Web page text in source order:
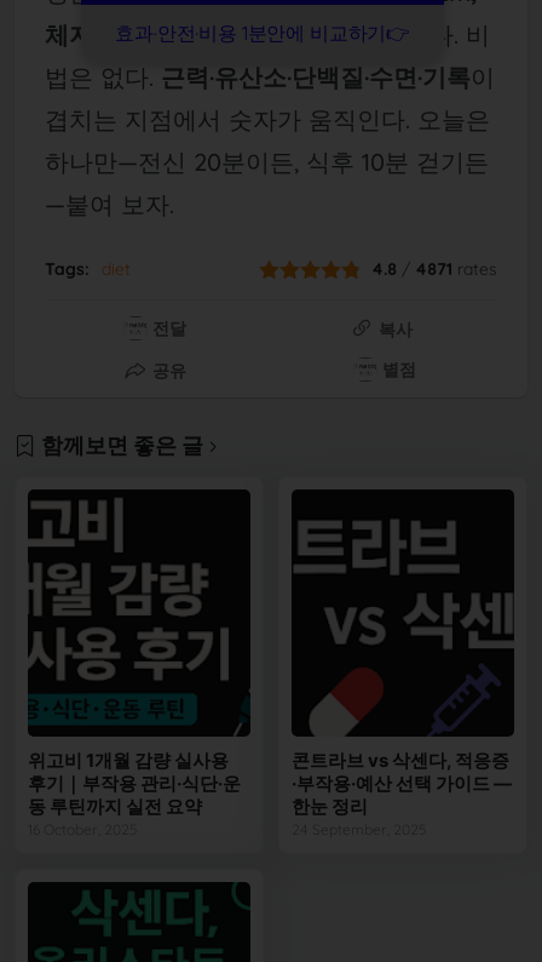
체지방률 +1~3%p더 깎을 여지가 있다. 비
법은 없다. 근력·유산소·단백질·수면·기록이
겹치는 지점에서 숫자가 움직인다. 오늘은
하나만—전신 20분이든, 식후 10분 걷기든
—붙여 보자.
효과·안전·비용 1분안에 비교하기👉
Tags: diet 4.8 / 4871 rates
전달
복사
공유
별점
함께보면 좋은 글
위고비 1개월 감량 실사용
후기｜부작용 관리·식단·운
동 루틴까지 실전 요약
콘트라브 vs 삭센다, 적응증
·부작용·예산 선택 가이드 —
한눈 정리